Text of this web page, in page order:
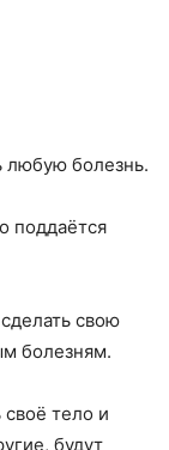
любую болезнь.
поддаётся
свою
болезням.
тело и
будут